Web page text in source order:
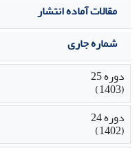
مقالات آماده انتشار
شماره جاری
دوره 25
(1403)
دوره 24
(1402)